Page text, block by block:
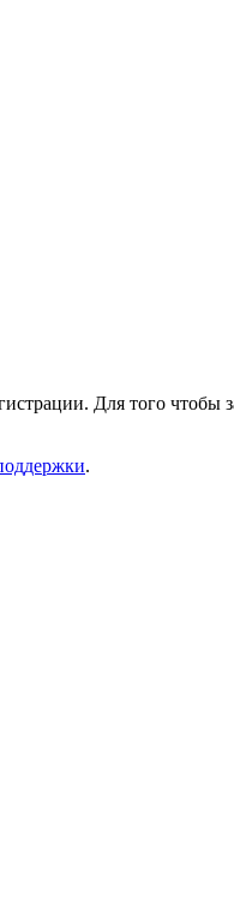
Для того чтобы
.